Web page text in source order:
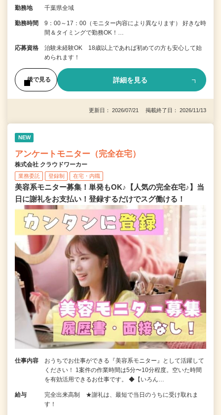
勤務地 千葉県全域
勤務時間
9：00～17：00（モニター内容により異なります） 好きな時
間＆タイミングで勤務OK！…
応募資格
治験未経験OK 18歳以上であれば初めての方も安心して始
められます！
後で見る 詳細を見る
更新日： 2026/07/21 掲載終了日： 2026/11/13
NEW
アンケートモニター（完全在宅）
株式会社 クラウドワーカー
業務委託 登録制 在宅・内職
美容系モニター募集！単発もOK♪【人気の完全在宅♪】当
日に謝礼をお支払い！登録するだけでスグ働ける！
仕事内容
おうちでお仕事ができる『美容系モニター』として活躍して
ください！ 1案件の作業時間は5分〜10分程度。空いた時間
を有効活用できるお仕事です。 ◆【いろん…
給与
完全出来高制 ★謝礼は、最短で当日のうちに受け取れま
す！